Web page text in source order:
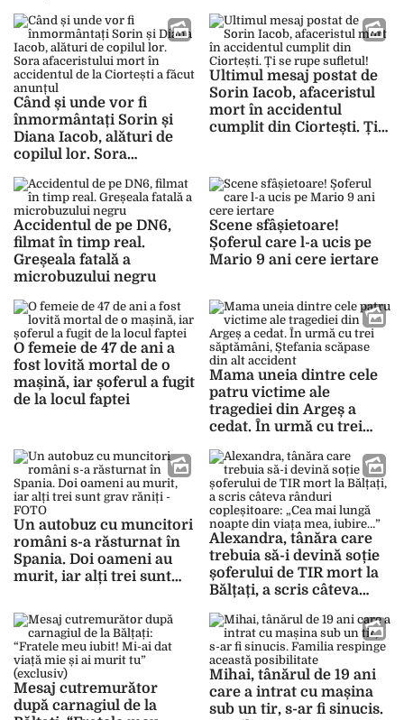
Când și unde vor fi
înmormântați Sorin și
Diana Iacob, alături de
copilul lor. Sora
accidentul de la Ciortești
a făcut anunțul
Ultimul mesaj postat de
Sorin Iacob, afaceristul
mort în accidentul
cumplit din Ciortești. Ți
Accidentul de pe DN6,
filmat în timp real.
Greșeala fatală a
microbuzului negru
Scene sfâșietoare!
Șoferul care l-a ucis pe
Mario 9 ani cere iertare
O femeie de 47 de ani a
fost lovită mortal de o
mașină, iar șoferul a fugit
de la locul faptei
Mama uneia dintre cele
patru victime ale
tragediei din Argeș a
cedat. În urmă cu trei
scăpase din alt accident
Un autobuz cu muncitori
români s-a răsturnat în
Spania. Doi oameni au
murit, iar alți trei sunt
Alexandra, tânăra care
trebuia să-i devină soție
șoferului de TIR mort la
Bălțați, a scris câteva
„Cea mai lungă noapte
din viața mea, iubire…”
Mesaj cutremurător
după carnagiul de la
Mihai, tânărul de 19 ani
care a intrat cu mașina
sub un tir, s-ar fi sinucis.